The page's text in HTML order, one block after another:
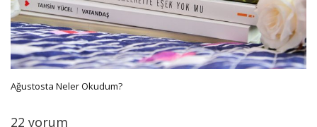
Ağustosta Neler Okudum?
22 yorum